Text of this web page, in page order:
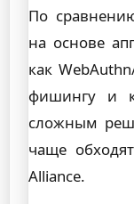
По
на основе
как
фишингу и
сложным
чаще
Alliance.